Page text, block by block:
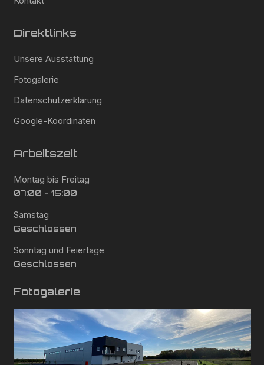
Direktlinks
Unsere Ausstattung
Fotogalerie
Datenschutzerklärung
Google-Koordinaten
Arbeitszeit
Montag bis Freitag
07:00 - 15:00
Samstag
Geschlossen
Sonntag und Feiertage
Geschlossen
Fotogalerie